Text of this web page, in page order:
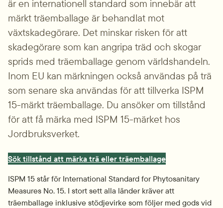
är en internationell standard som innebär att
märkt träemballage är behandlat mot
växtskadegörare. Det minskar risken för att
skadegörare som kan angripa träd och skogar
sprids med träemballage genom världshandeln.
Inom EU kan märkningen också användas på trä
som senare ska användas för att tillverka ISPM
15-märkt träemballage. Du ansöker om tillstånd
för att få märka med ISPM 15-märket hos
Jordbruksverket.
Sök tillstånd att märka trä eller träemballage
ISPM 15 står för International Standard for Phytosanitary
Measures No. 15. I stort sett alla länder kräver att
träemballage inklusive stödjevirke som följer med gods vid